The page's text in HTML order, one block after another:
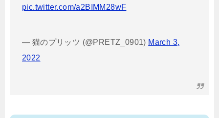
pic.twitter.com/a2BIMM28wF
— 猫のプリッツ (@PRETZ_0901) March 3,
2022